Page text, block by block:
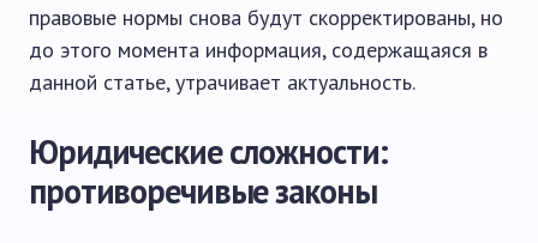
правовые нормы снова будут скорректированы, но
до этого момента информация, содержащаяся в
данной статье, утрачивает актуальность.
Юридические сложности:
противоречивые законы